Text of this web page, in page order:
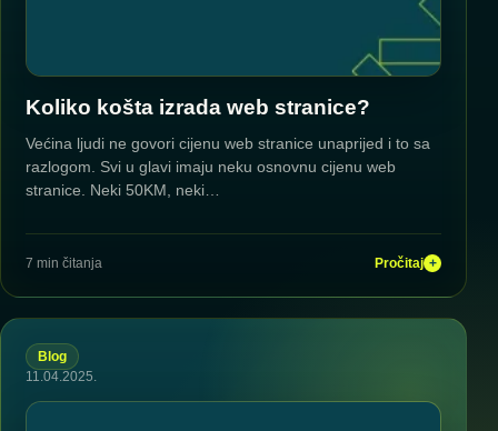
Koliko košta izrada web stranice?
Većina ljudi ne govori cijenu web stranice unaprijed i to sa
razlogom. Svi u glavi imaju neku osnovnu cijenu web
stranice. Neki 50KM, neki…
7 min čitanja Pročitaj +
Blog
11.04.2025.